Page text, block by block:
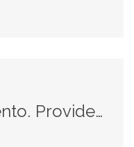
de urgir su proveído. Plazo probatorio.